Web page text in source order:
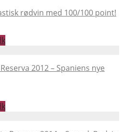
rødvin med 100/100 point!
2012 – Spaniens nye